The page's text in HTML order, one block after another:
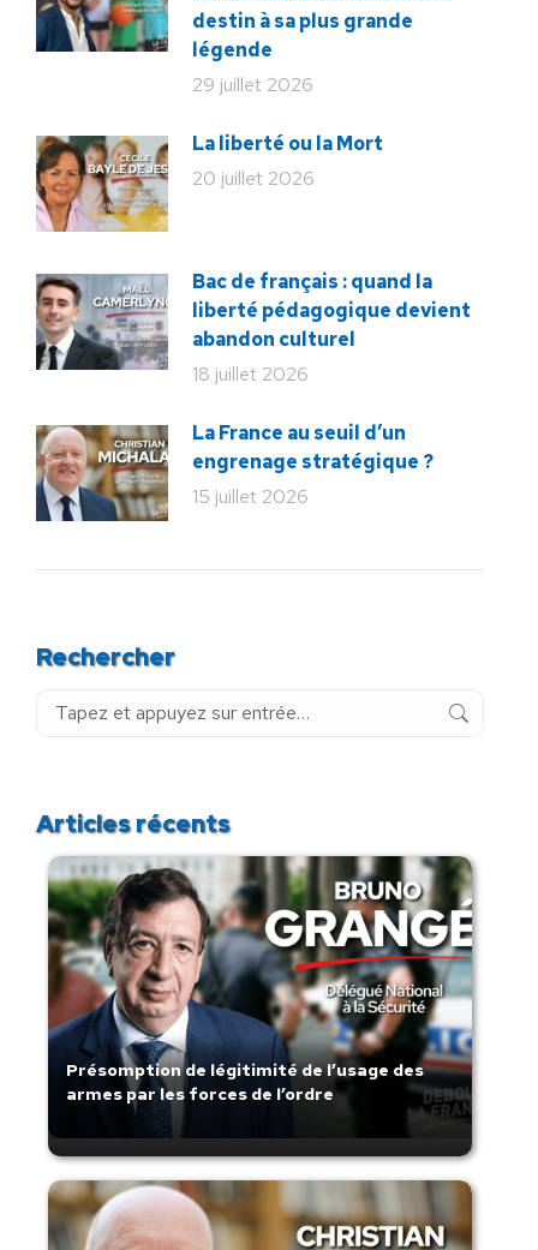
destin à sa plus grande
légende
29 juillet 2026
La liberté ou la Mort
20 juillet 2026
Bac de français : quand la
liberté pédagogique devient
abandon culturel
18 juillet 2026
La France au seuil d’un
engrenage stratégique ?
15 juillet 2026
Rechercher
Recherche
Articles récents
Présomption de légitimité de l’usage des
armes par les forces de l’ordre